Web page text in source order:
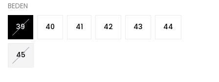
BEDEN
39 40 41 42 43 44
45